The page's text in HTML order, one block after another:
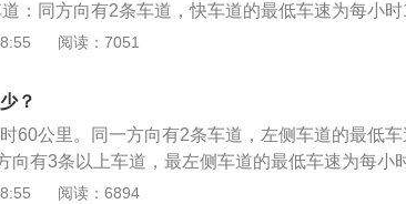
：同方向有2条车道，快车道的最低车速为每小
有3条以上车道，最左侧车道的最低车速为每小时
按照道路限速标志标明的车速行驶。
阅读：7051
？
60公里。同一方向有2条车道，左侧车道的最低车
向有3条以上车道，最左侧车道的最低车速为每小
为每小时90公里。以下是高速公路行车的注意事
阅读：6894